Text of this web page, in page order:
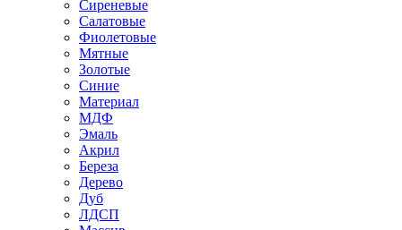
Сиреневые
Салатовые
Фиолетовые
Мятные
Золотые
Синие
Материал
МДФ
Эмаль
Акрил
Береза
Дерево
Дуб
ЛДСП